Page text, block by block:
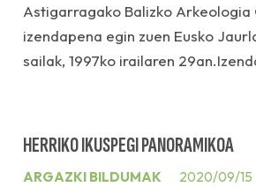
Astigarragako Balizko Arkeologia
izendapena egin zuen Eusko
sailak, 1997ko irailaren
HERRIKO IKUSPEGI PANORAMIKOA
ARGAZKI BILDUMAK 2020/09/15